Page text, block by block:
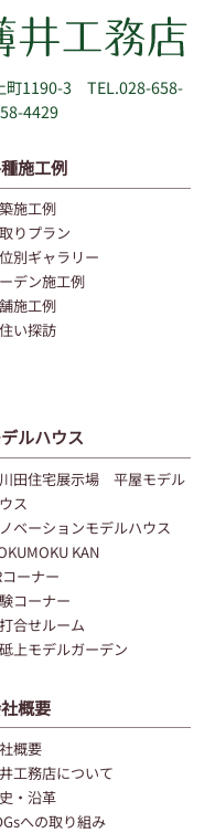
町1190-3
TEL.028-658-
4429
施工例
施工例
りプラン
別ギャラリー
デン施工例
施工例
い探訪
ルハウス
田住宅展示場 平屋モデル
ス
ベーションモデルハウス
KAN
コーナー
コーナー
合せルーム
上モデルガーデン
概要
概要
工務店について
・沿革
への取り組み